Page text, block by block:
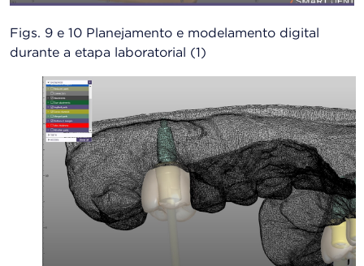
Figs. 9 e 10 Planejamento e modelamento digital
durante a etapa laboratorial (1)